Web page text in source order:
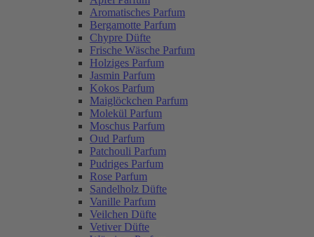
Aromatisches Parfum
Bergamotte Parfum
Chypre Düfte
Frische Wäsche Parfum
Holziges Parfum
Jasmin Parfum
Kokos Parfum
Maiglöckchen Parfum
Molekül Parfum
Moschus Parfum
Oud Parfum
Patchouli Parfum
Pudriges Parfum
Rose Parfum
Sandelholz Düfte
Vanille Parfum
Veilchen Düfte
Vetiver Düfte